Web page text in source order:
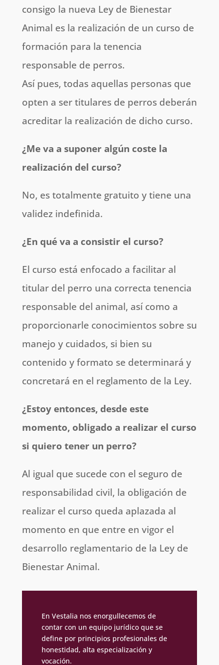
consigo la nueva Ley de Bienestar
Animal es la realización de un curso de
formación para la tenencia
responsable de perros.
Así pues, todas aquellas personas que
opten a ser titulares de perros deberán
acreditar la realización de dicho curso.
¿Me va a suponer algún coste la
realización del curso?
No, es totalmente gratuito y tiene una
validez indefinida.
¿En qué va a consistir el curso?
El curso está enfocado a facilitar al
titular del perro una correcta tenencia
responsable del animal, así como a
proporcionarle conocimientos sobre su
manejo y cuidados, si bien su
contenido y formato se determinará y
concretará en el reglamento de la Ley.
¿Estoy entonces, desde este
momento, obligado a realizar el curso
si quiero tener un perro?
Al igual que sucede con el seguro de
responsabilidad civil, la obligación de
realizar el curso queda aplazada al
momento en que entre en vigor el
desarrollo reglamentario de la Ley de
Bienestar Animal.
En Vestalia nos enorgullecemos de
contar con un equipo jurídico que se
define por principios profesionales de
honestidad, alta especialización y
vocación.